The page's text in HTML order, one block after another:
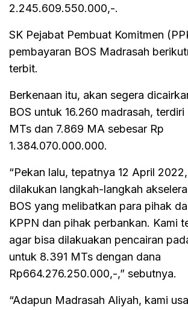
2.245.609.550.000,-.
SK Pejabat Pembuat Komitmen
pembayaran BOS Madrasah
terbit.
Berkenaan itu, akan segera
BOS untuk 16.260 madrasah, terdiri
MTs dan 7.869 MA sebesar Rp
1.384.070.000.000.
“Pekan lalu, tepatnya 12 April
dilakukan langkah-langkah
BOS yang melibatkan para pihak
KPPN dan pihak perbankan. Kami
agar bisa dilakuakan pencairan
untuk 8.391 MTs dengan dana
Rp664.276.250.000,-,” sebutnya.
“Adapun Madrasah Aliyah, kami